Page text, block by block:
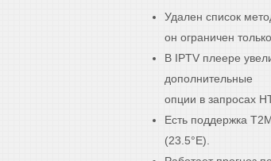
Удален список
он ограничен
В IPTV плеере
дополнительные
опции в запросах
Есть поддержка
(23.5°E).